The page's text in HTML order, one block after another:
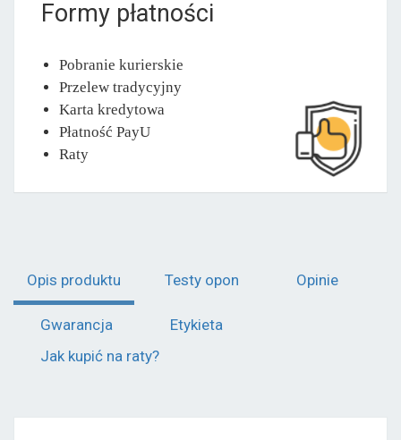
Formy płatności
Pobranie kurierskie
Przelew tradycyjny
Karta kredytowa
Płatność PayU
Raty
Opis produktu Testy opon Opinie
Gwarancja
Etykieta
Jak kupić na raty?